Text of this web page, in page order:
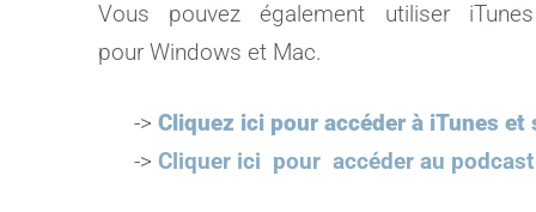
Vous pouvez également utiliser
pour Windows et Mac.
-> Cliquez ici pour accéder à iTunes
-> Cliquer ici pour accéder au